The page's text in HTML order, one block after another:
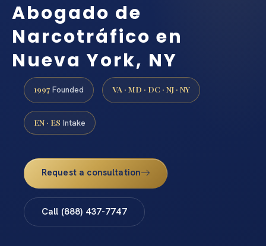
Abogado de
Narcotráfico en
Nueva York, NY
1997 Founded VA · MD · DC · NJ · NY
EN · ES Intake
Request a consultation
Call (888) 437-7747